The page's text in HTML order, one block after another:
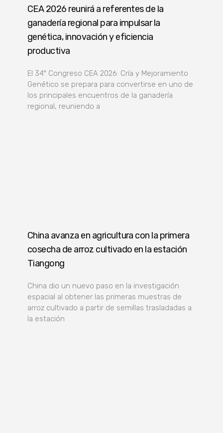
CEA 2026 reunirá a referentes de la
ganadería regional para impulsar la
genética, innovación y eficiencia
productiva
El 34º Congreso CEA 2026: Cría y Mejoramiento
Genético se prepara para convertirse en uno de
los principales encuentros de la ganadería
regional, reuniendo a
China avanza en agricultura con la primera
cosecha de arroz cultivado en la estación
Tiangong
China dio un nuevo paso en la investigación
espacial al obtener las primeras muestras de
arroz cultivado a partir de semillas trasladadas a
la estación